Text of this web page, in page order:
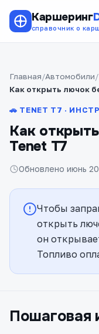
Каршеринг
справочник о
Главная Автомобили
Как открыть лючок
🚗 TENET T7 ·
Как
Tenet T7
Обновлено июнь
Чтобы
открыть
он
Топливо
Пошаговая